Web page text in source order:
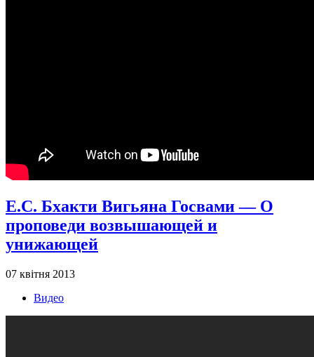
Е.С. Бхакти Вигьяна Госвами — О
проповеди возвышающей и
унижающей
07 квітня 2013
Видео